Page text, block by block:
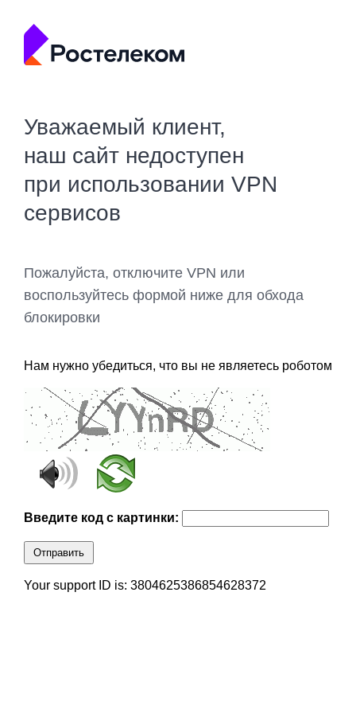
Уважаемый клиент,
наш сайт недоступен
при использовании VPN
сервисов
Пожалуйста, отключите VPN или
воспользуйтесь формой ниже для обхода
блокировки
Нам нужно убедиться, что вы не являетесь роботом
Введите код с картинки:
Отправить
Your support ID is: 3804625386854628372